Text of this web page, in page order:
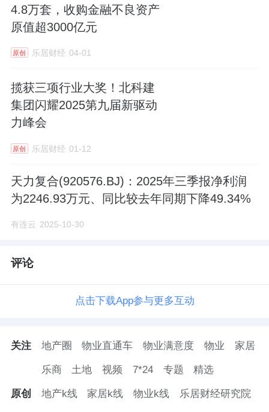
第一重密码：不可复制的物理稀缺。
在无数滨江项目追求“眺望”的距离感时，
后退约250米，创造了全城最大的亲水广场
这是珠江唯一可触摸江水的潮汐平台。珠江四
惟此六星级JW万豪酒店与
服务公寓双奢联袂入驻
——这些不可复制的资
源，标定着国际资本的价值共识。
商业街区）+Space（活力空间
式正在成型，既有塞纳河左岸的艺术浓度，又
有纽约哈德逊广场的生活气息。
4.8万套，收购金融不良资产
原值超3000亿元
原创 乐居财经 04-01
揽获三项行业大奖！北科建
集团闪耀2025第九届新驱动
力峰会
原创 乐居财经 01-12
天力复合(920576.BJ)：2025年三季报净利润
为2246.93万元、同比较去年同期下降49.34%
有连云 2025-10-30
评论
点击下载App参与更多互动
关注 地产圈 物业直通车 物业满意度 物业 家居
乐商 土地 视频 7*24 专题 精选
原创 地产k线 家居k线 物业k线 乐居财经研究院